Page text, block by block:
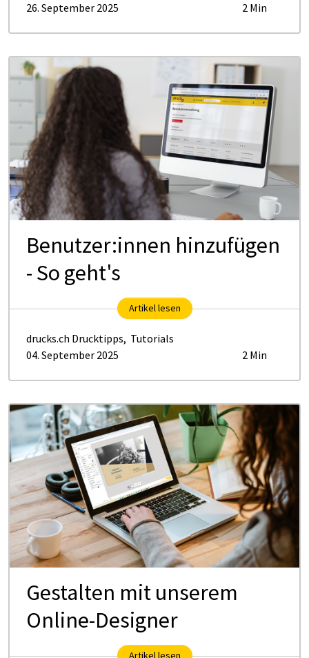
26. September 2025
2 Min
Benutzer:innen hinzufügen
- So geht's
Artikel lesen
drucks.ch Drucktipps, Tutorials
04. September 2025
2 Min
Gestalten mit unserem
Online-Designer
Artikel lesen